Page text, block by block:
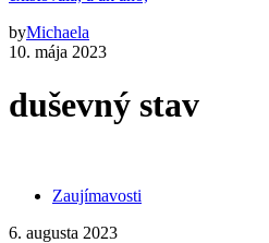
byMichaela
10. mája 2023
duševný stav
Zaujímavosti
6. augusta 2023